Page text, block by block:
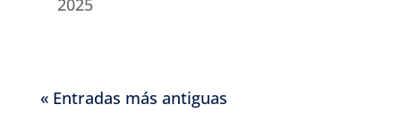
« Entradas más antiguas